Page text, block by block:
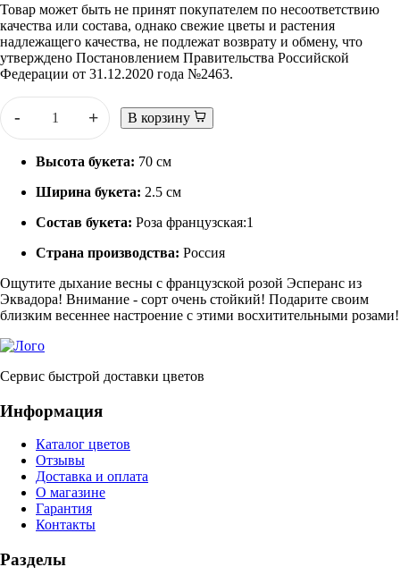
Товар может быть не принят покупателем по несоответствию
качества или состава, однако свежие цветы и растения
надлежащего качества, не подлежат возврату и обмену, что
утверждено Постановлением Правительства Российской
Федерации от 31.12.2020 года №2463.
- + В корзину
Высота букета: 70 см
Ширина букета: 2.5 см
Состав букета: Роза французская:1
Страна производства: Россия
Ощутите дыхание весны с французской розой Эсперанс из
Эквадора! Внимание - сорт очень стойкий! Подарите своим
близким весеннее настроение с этими восхитительными розами!
Сервис быстрой доставки цветов
Информация
Каталог цветов
Отзывы
Доставка и оплата
О магазине
Гарантия
Контакты
Разделы